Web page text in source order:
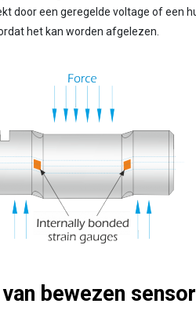
door een geregelde voltage of een
het kan worden afgelezen.
bewezen